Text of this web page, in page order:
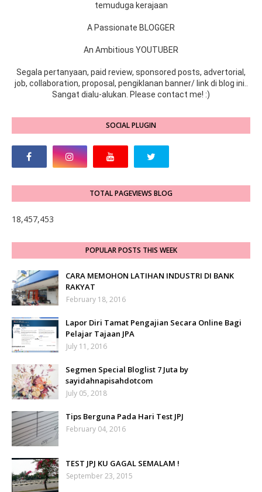
temuduga kerajaan
A Passionate BLOGGER
An Ambitious YOUTUBER
Segala pertanyaan, paid review, sponsored posts, advertorial,
job, collaboration, proposal, pengiklanan banner/ link di blog ini..
Sangat dialu-alukan. Please contact me! :)
SOCIAL PLUGIN
TOTAL PAGEVIEWS BLOG
18,457,453
POPULAR POSTS THIS WEEK
CARA MEMOHON LATIHAN INDUSTRI DI BANK
RAKYAT
February 18, 2016
Lapor Diri Tamat Pengajian Secara Online Bagi
Pelajar Tajaan JPA
July 11, 2016
Segmen Special Bloglist 7 Juta by
sayidahnapisahdotcom
July 05, 2018
Tips Berguna Pada Hari Test JPJ
February 04, 2016
TEST JPJ KU GAGAL SEMALAM !
September 23, 2015